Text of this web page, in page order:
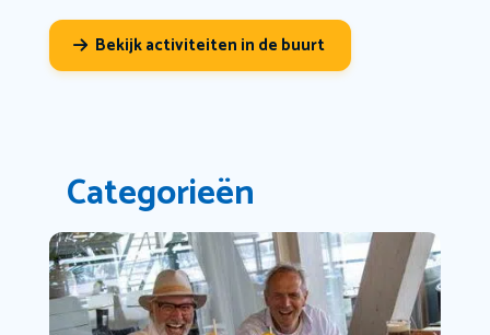
Bekijk activiteiten in de buurt
Categorieën